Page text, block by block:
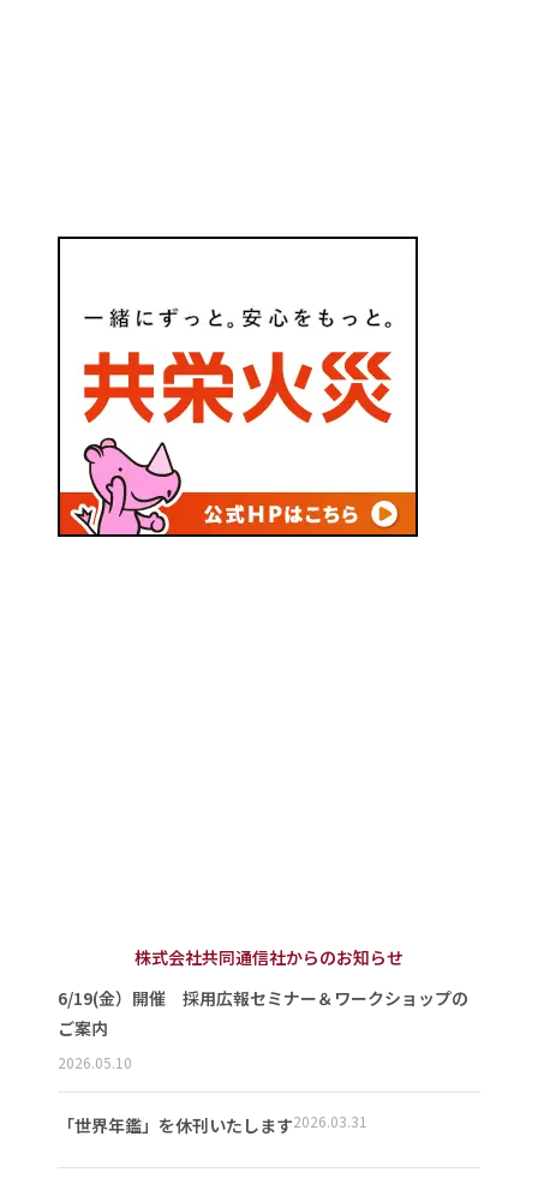
株式会社共同通信社からのお知らせ
6/19(金）開催 採用広報セミナー＆ワークショップの
ご案内
2026.05.10
「世界年鑑」を休刊いたします2026.03.31